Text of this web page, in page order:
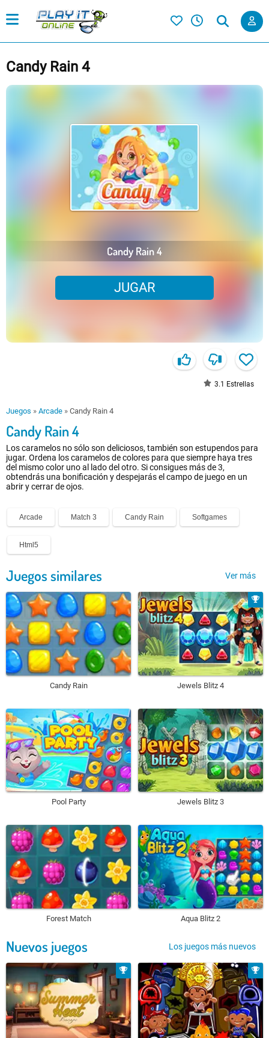
Candy Rain 4
Candy Rain 4
JUGAR
3.1 Estrellas
Juegos » Arcade » Candy Rain 4
Candy Rain 4
Los caramelos no sólo son deliciosos, también son estupendos para
jugar. Ordena los caramelos de colores para que siempre haya tres
del mismo color uno al lado del otro. Si consigues más de 3,
obtendrás una bonificación y despejarás el campo de juego en un
abrir y cerrar de ojos.
Arcade Match 3 Candy Rain Softgames
Html5
Juegos similares Ver más
Candy Rain Jewels Blitz 4
Pool Party Jewels Blitz 3
Forest Match Aqua Blitz 2
Nuevos juegos Los juegos más nuevos